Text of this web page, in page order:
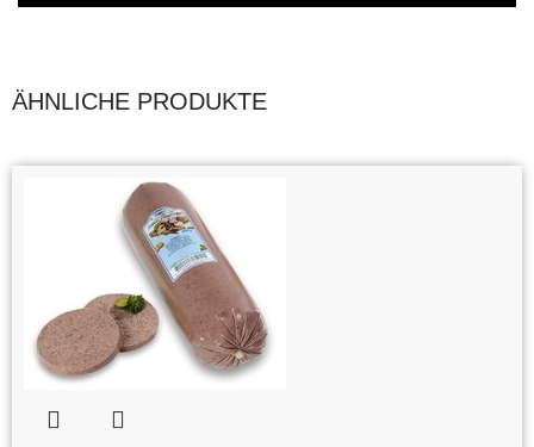
ÄHNLICHE PRODUKTE